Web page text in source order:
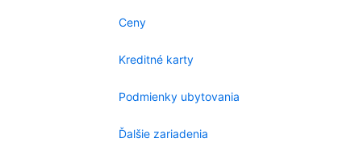
Ceny
Kreditné karty
Podmienky ubytovania
Ďalšie zariadenia